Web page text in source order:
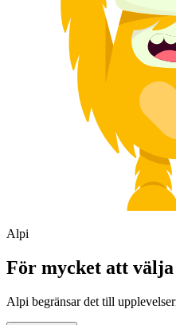
Alpi
För mycket att
Alpi begränsar det till